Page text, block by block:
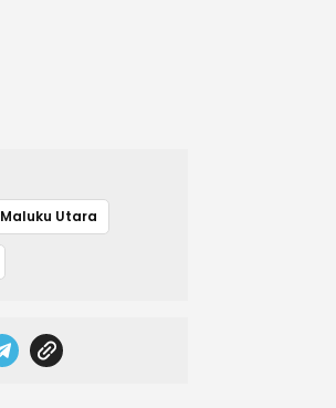
Maluku Utara